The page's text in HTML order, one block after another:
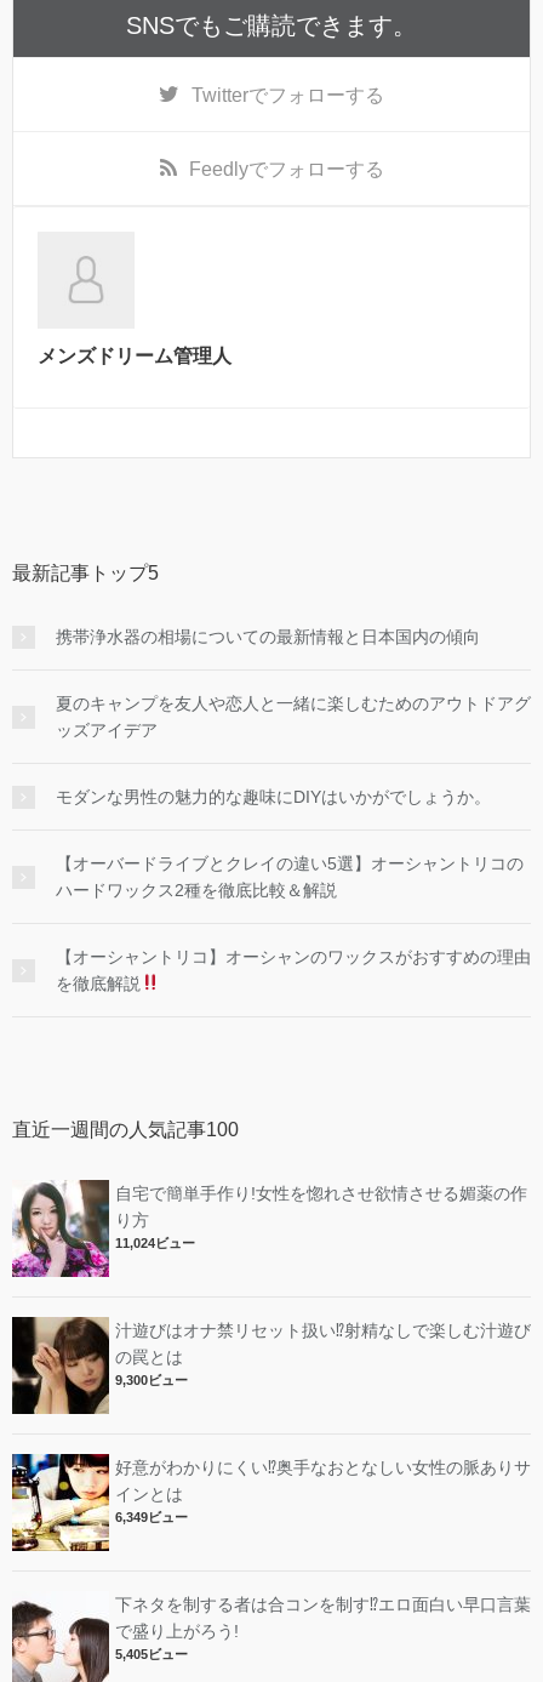
SNSでもご購読できます。
Twitterでフォローする
Feedlyでフォローする
メンズドリーム管理人
最新記事トップ5
携帯浄水器の相場についての最新情報と日本国内の傾向
夏のキャンプを友人や恋人と一緒に楽しむためのアウトドアグ
ッズアイデア
モダンな男性の魅力的な趣味にDIYはいかがでしょうか。
【オーバードライブとクレイの違い5選】オーシャントリコの
ハードワックス2種を徹底比較＆解説
【オーシャントリコ】オーシャンのワックスがおすすめの理由
を徹底解説
直近一週間の人気記事100
自宅で簡単手作り!女性を惚れさせ欲情させる媚薬の作
り方
11,024ビュー
汁遊びはオナ禁リセット扱い⁉︎射精なしで楽しむ汁遊び
の罠とは
9,300ビュー
好意がわかりにくい⁉︎奥手なおとなしい女性の脈ありサ
インとは
6,349ビュー
下ネタを制する者は合コンを制す⁉︎エロ面白い早口言葉
で盛り上がろう!
5,405ビュー